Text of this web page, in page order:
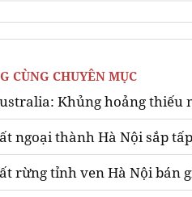
CÙNG CHUYÊN MỤC
Khủng hoảng thiếu
ngoại thành Hà Nội sắp
rừng tỉnh ven Hà Nội bán